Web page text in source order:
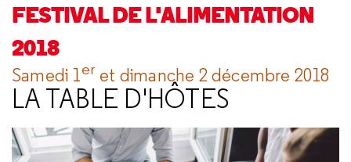
FESTIVAL DE L'ALIMENTATION
2018
Samedi 1er et dimanche 2 décembre 2018
LA TABLE D'HÔTES